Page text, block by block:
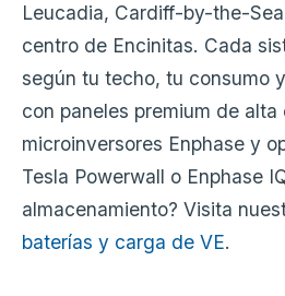
Leucadia, Cardiff-by-the-
centro de Encinitas. Cada
según tu techo, tu consumo
con paneles premium de alta
microinversores Enphase y
Tesla Powerwall o Enphase
almacenamiento? Visita
baterías y carga de VE.